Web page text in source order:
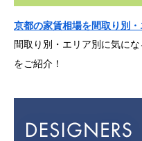
京都の家賃相場を間取り別・
間取り別・エリア別に気に
をご紹介！